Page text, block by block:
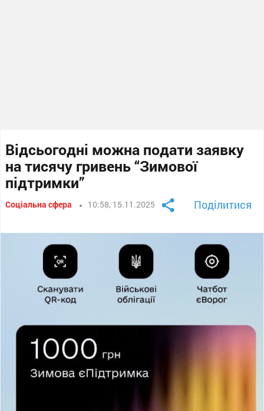
Відсьогодні можна подати заявку
на тисячу гривень “Зимової
підтримки”
Соціальна сфера 10:58, 15.11.2025 Поділитися